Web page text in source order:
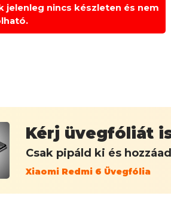
jelenleg nincs készleten és nem
Kérj üvegfóliát
Csak pipáld ki és
Xiaomi Redmi 6 Üvegfólia